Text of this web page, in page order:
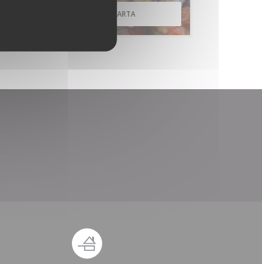
DESCUBRIR NUESTRA CARTA